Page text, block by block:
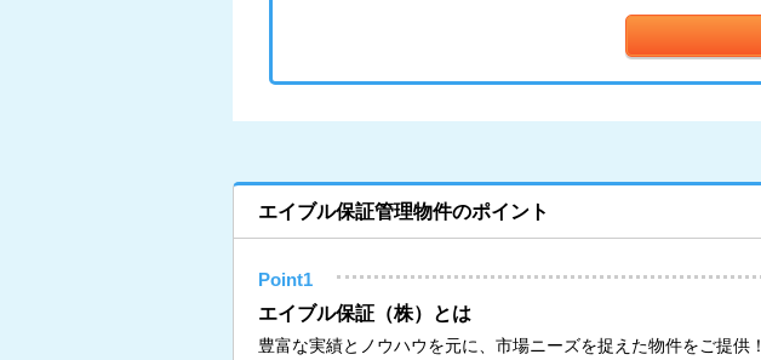
エイブル保証管理物件のポイント
Point1
エイブル保証（株）とは
豊富な実績とノウハウを元に、市場ニーズを捉えた物件をご提供！